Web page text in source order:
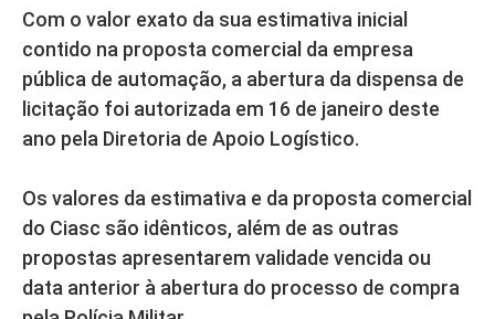
Com o valor exato da sua estimativa inicial
contido na proposta comercial da empresa
pública de automação, a abertura da dispensa de
licitação foi autorizada em 16 de janeiro deste
ano pela Diretoria de Apoio Logístico.
Os valores da estimativa e da proposta comercial
do Ciasc são idênticos, além de as outras
propostas apresentarem validade vencida ou
data anterior à abertura do processo de compra